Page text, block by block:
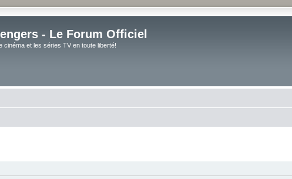
- Le Forum Officiel
cinéma et les séries TV en toute liberté!